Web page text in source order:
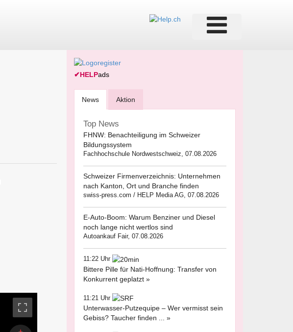
✔HELPads
News Aktion
Top News
FHNW: Benachteiligung im Schweizer
Bildungssystem
Fachhochschule Nordwestschweiz, 07.08.2026
Schweizer Firmenverzeichnis: Unternehmen
nach Kanton, Ort und Branche finden
swiss-press.com / HELP Media AG, 07.08.2026
E-Auto-Boom: Warum Benziner und Diesel
noch lange nicht wertlos sind
Autoankauf Fair, 07.08.2026
11:22 Uhr
Bittere Pille für Nati-Hoffnung: Transfer von
Konkurrent geplatzt »
11:21 Uhr
Unterwasser-Putzequipe – Wer vermisst sein
Gebiss? Taucher finden ... »